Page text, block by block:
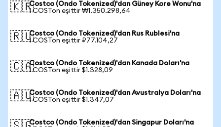
🇰🇷Costco (Ondo Tokenized)'dan Güney Kore Wonu'na
1 COSTon eşittir ₩1.350.298,64
🇷🇺Costco (Ondo Tokenized)'dan Rus Rublesi'na
1 COSTon eşittir ₽77.104,27
🇨🇦Costco (Ondo Tokenized)'dan Kanada Doları'na
1 COSTon eşittir $1.328,09
🇦🇺Costco (Ondo Tokenized)'dan Avustralya Doları'na
1 COSTon eşittir $1.347,07
Costco (Ondo Tokenized)'dan Singapur Doları'na